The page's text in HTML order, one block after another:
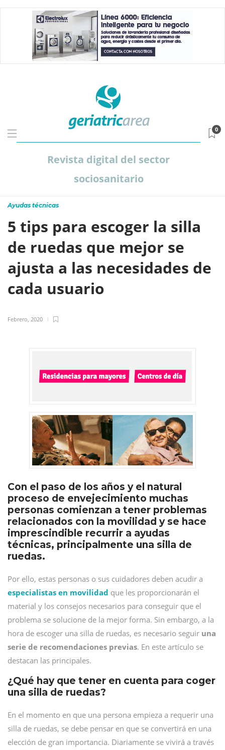
Revista digital del sector
sociosanitario
0
Ayudas técnicas
5 tips para escoger la silla
de ruedas que mejor se
ajusta a las necesidades de
cada usuario
Febrero, 2020
Con el paso de los años y el natural
proceso de envejecimiento muchas
personas comienzan a tener problemas
relacionados con la movilidad y se hace
imprescindible recurrir a ayudas
técnicas, principalmente una silla de
ruedas.
Por ello, estas personas o sus cuidadores deben acudir a
especialistas en movilidad que les proporcionarán el
material y los consejos necesarios para conseguir que el
problema se solucione de la mejor forma. Sin embargo, a la
hora de escoger una silla de ruedas, es necesario seguir una
serie de recomendaciones previas. En este artículo se
destacan las principales.
¿Qué hay que tener en cuenta para coger
una silla de ruedas?
En el momento en que una persona empieza a requerir una
silla de ruedas, se debe pensar en que se convertirá en una
elección de gran importancia. Diariamente se vivirá a través